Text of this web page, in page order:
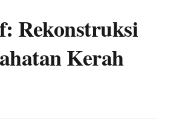
Rekonstruksi
Kerah